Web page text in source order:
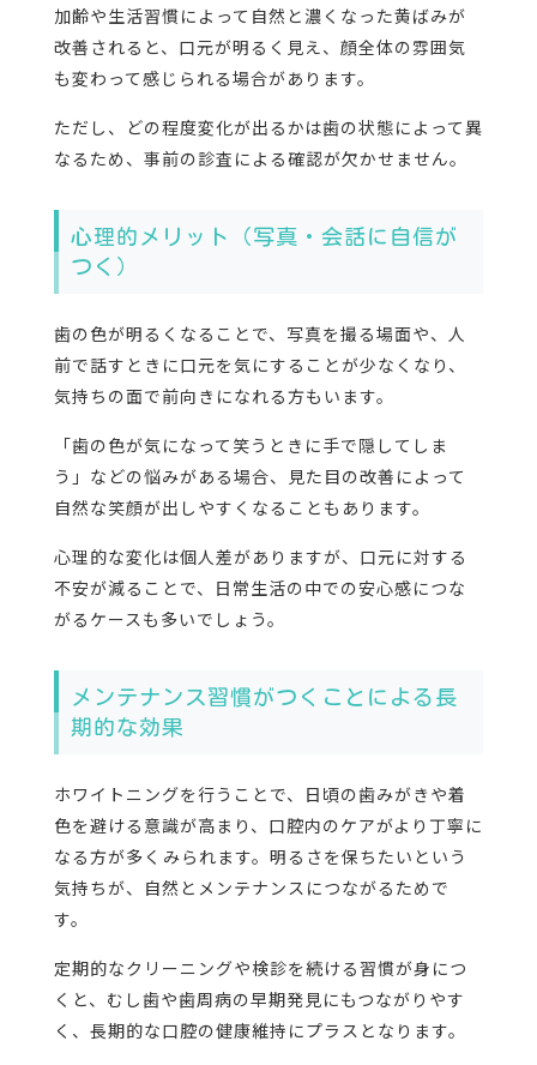
加齢や生活習慣によって自然と濃くなった黄ばみが
改善されると、口元が明るく見え、顔全体の雰囲気
も変わって感じられる場合があります。
ただし、どの程度変化が出るかは歯の状態によって異
なるため、事前の診査による確認が欠かせません。
心理的メリット（写真・会話に自信が
つく）
歯の色が明るくなることで、写真を撮る場面や、人
前で話すときに口元を気にすることが少なくなり、
気持ちの面で前向きになれる方もいます。
「歯の色が気になって笑うときに手で隠してしま
う」などの悩みがある場合、見た目の改善によって
自然な笑顔が出しやすくなることもあります。
心理的な変化は個人差がありますが、口元に対する
不安が減ることで、日常生活の中での安心感につな
がるケースも多いでしょう。
メンテナンス習慣がつくことによる長
期的な効果
ホワイトニングを行うことで、日頃の歯みがきや着
色を避ける意識が高まり、口腔内のケアがより丁寧に
なる方が多くみられます。明るさを保ちたいという
気持ちが、自然とメンテナンスにつながるためで
す。
定期的なクリーニングや検診を続ける習慣が身につ
くと、むし歯や歯周病の早期発見にもつながりやす
く、長期的な口腔の健康維持にプラスとなります。